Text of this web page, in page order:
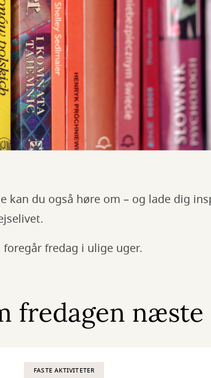
kan du også høre om – og lade dig
fredag i ulige uger.
fredagen næste
FASTE AKTIVITETER